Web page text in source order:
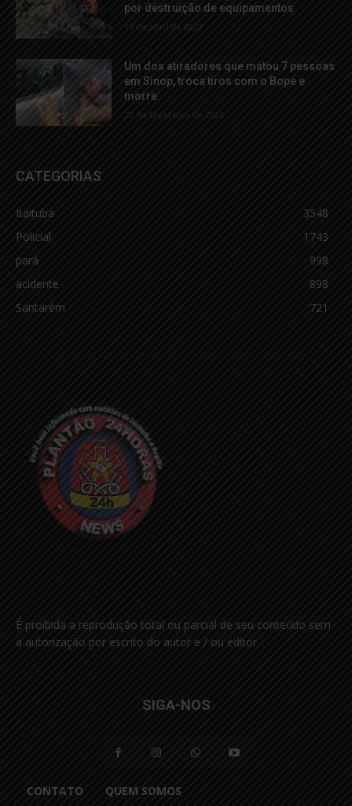
por destruição de equipamentos
19 de abril de 2023
Um dos atiradores que matou 7 pessoas
em Sinop, troca tiros com o Bope e
morre
22 de fevereiro de 2023
CATEGORIAS
Itaituba
3548
Policial
1743
pará
998
acidente
898
Santarém
721
É proibida a reprodução total ou parcial de seu conteúdo sem
a autorização por escrito do autor e / ou editor
SIGA-NOS
CONTATO QUEM SOMOS